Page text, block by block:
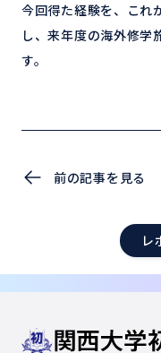
今回得た経験を、これ
し、来年度の海外修学
す。
前の記事を見る
レ